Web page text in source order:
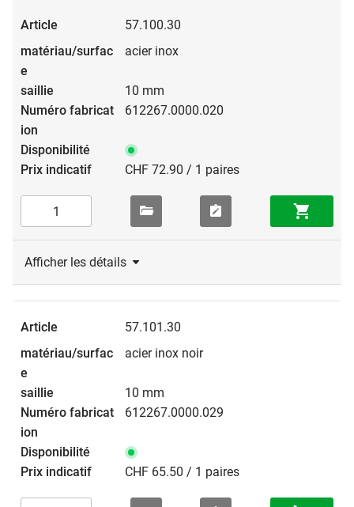
57.100.30
acier inox
10 mm
612267.0000.020
CHF 72.90 / 1 paires
Afficher les détails
57.101.30
acier inox noir
10 mm
612267.0000.029
CHF 65.50 / 1 paires